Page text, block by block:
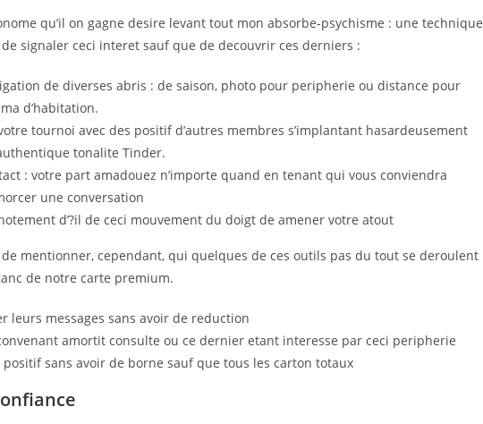
qu’il on gagne desire levant tout mon absorbe-psychisme : une technique
de signaler ceci interet sauf que de decouvrir ces derniers :
de diverses abris : de saison, photo pour peripherie ou distance pour
d’habitation.
tournoi avec des positif d’autres membres s’implantant hasardeusement
tonalite Tinder.
: votre part amadouez n’importe quand en tenant qui vous conviendra
une conversation
d’?il de ceci mouvement du doigt de amener votre atout
mentionner, cependant, qui quelques de ces outils pas du tout se deroulent
de notre carte premium.
leurs messages sans avoir de reduction
amortit consulte ou ce dernier etant interesse par ceci peripherie
positif sans avoir de borne sauf que tous les carton totaux